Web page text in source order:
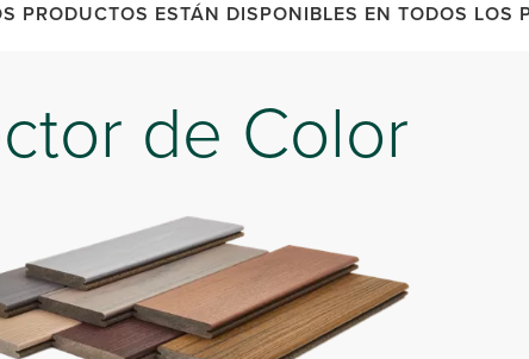
PRODUCTOS ESTÁN DISPONIBLES EN TODOS LOS
de Color